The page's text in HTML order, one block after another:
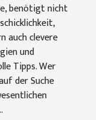
benötigt nicht
auch clevere
und
Tipps. Wer
der Suche